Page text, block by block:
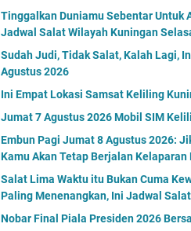
Tinggalkan Duniamu Sebentar Untuk
Jadwal Salat Wilayah Kuningan
Sudah Judi, Tidak Salat, Kalah Lagi,
Agustus 2026
Ini Empat Lokasi Samsat Keliling
Jumat 7 Agustus 2026 Mobil SIM
Embun Pagi Jumat 8 Agustus 2026:
Kamu Akan Tetap Berjalan
Salat Lima Waktu itu Bukan Cuma
Paling Menenangkan, Ini Jadwal
Nobar Final Piala Presiden 2026